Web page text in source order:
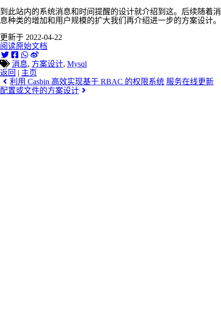
到此站内的系统消息和时间提醒的设计就介绍到这。后续随着消
息种类的增加和用户规模的扩大我们再介绍进一步的方案设计。
更新于 2022-04-22
阅读原始文档
消息, 方案设计, Mysql
返回 | 主页
利用 Casbin 高效实现基于 RBAC 的权限系统 服务在线更新
配置或文件的方案设计